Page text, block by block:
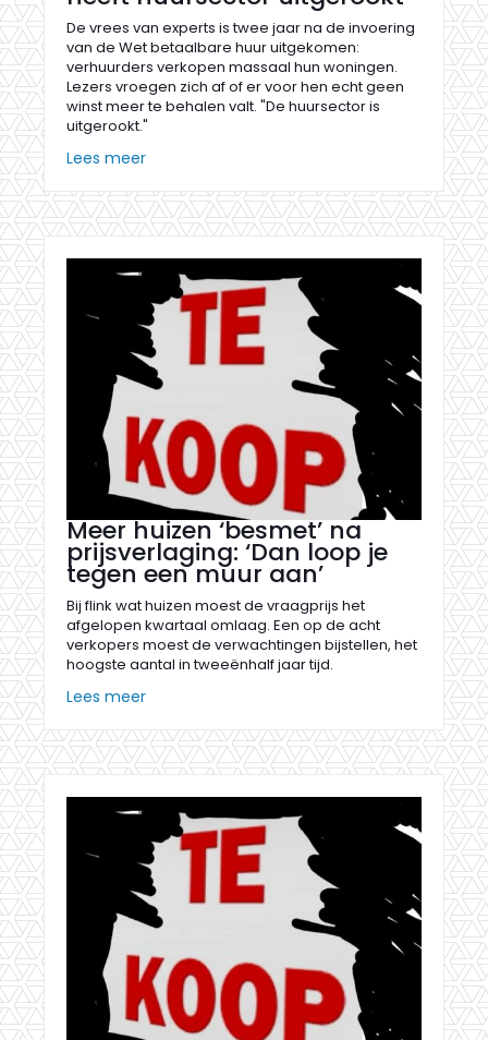
De vrees van experts is twee jaar na de invoering
van de Wet betaalbare huur uitgekomen:
verhuurders verkopen massaal hun woningen.
Lezers vroegen zich af of er voor hen echt geen
winst meer te behalen valt. "De huursector is
uitgerookt."
Lees meer
Meer huizen ‘besmet’ na
prijsverlaging: ‘Dan loop je
tegen een muur aan’
Bij flink wat huizen moest de vraagprijs het
afgelopen kwartaal omlaag. Een op de acht
verkopers moest de verwachtingen bijstellen, het
hoogste aantal in tweeënhalf jaar tijd.
Lees meer